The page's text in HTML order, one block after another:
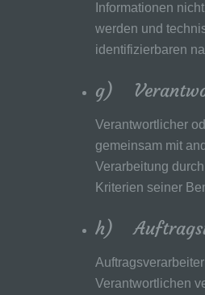
Informationen
werden und
identifizierbaren
g)
Verantwortlicher
gemeinsam mit
Verarbeitung
Kriterien seiner
h)
Verantwortlichen